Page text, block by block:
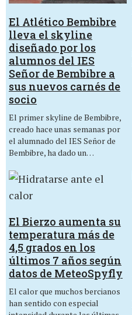
El Atlético Bembibre
lleva el skyline
diseñado por los
alumnos del IES
Señor de Bembibre a
sus nuevos carnés de
socio
El primer skyline de Bembibre,
creado hace unas semanas por
el alumnado del IES Señor de
Bembibre, ha dado un…
El Bierzo aumenta su
temperatura más de
4,5 grados en los
últimos 7 años según
datos de MeteoSpyfly
El calor que muchos bercianos
han sentido con especial